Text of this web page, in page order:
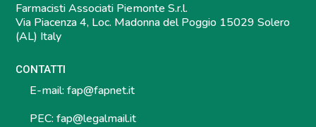
Farmacisti Associati Piemonte S.r.l.
Via Piacenza 4, Loc. Madonna del Poggio 15029 Solero
(AL) Italy
CONTATTI
E-mail: fap@fapnet.it
PEC: fap@legalmail.it